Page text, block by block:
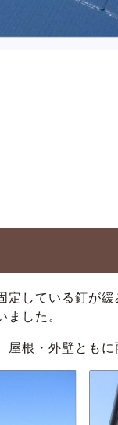
定している釘が
ました。
屋根・外壁とも